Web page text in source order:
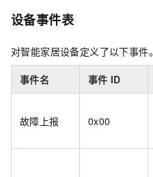
设备事件表
对智能家居设备定义了以下事件。
事件名 事件 ID
故障上报 0x00